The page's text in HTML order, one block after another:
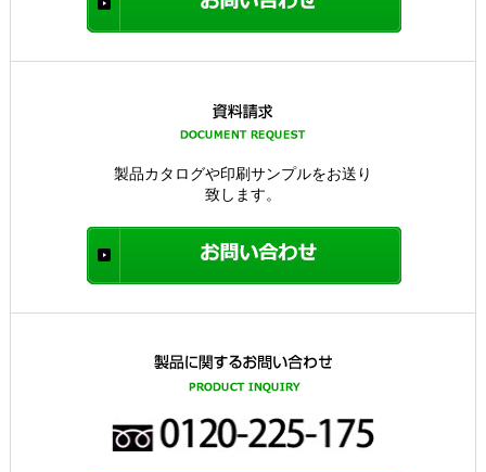
製品カタログや印刷サンプルをお送り
致します。